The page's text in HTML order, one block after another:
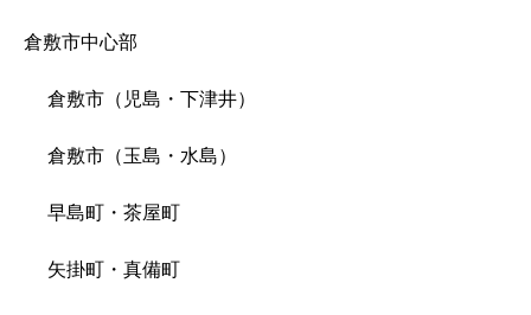
倉敷市中心部
倉敷市（児島・下津井）
倉敷市（玉島・水島）
早島町・茶屋町
矢掛町・真備町